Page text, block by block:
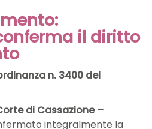
il diritto
n. 3400 del
di Cassazione –
integralmente la